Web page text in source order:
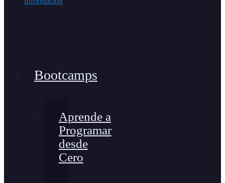
Bootcamps
Aprende a
Programar
desde
Cero